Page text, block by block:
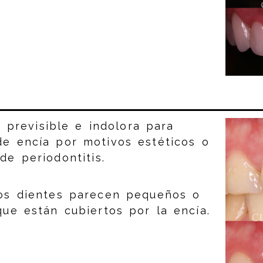
previsible e indolora para
encía por motivos estéticos o
periodontitis.
dientes parecen pequeños o
están cubiertos por la encía.